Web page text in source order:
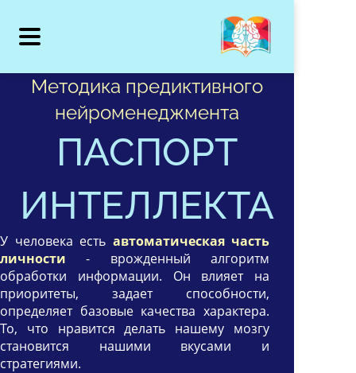
Методика предиктивного
нейроменеджмента
ПАСПОРТ
ИНТЕЛЛЕКТА
У человека естьавтоматическая часть
личности
- врожденный алгоритм
обработки информации. Он влияет на
приоритеты, задает способности,
определяет базовые качества характера.
То, что нравится делать нашему мозгу
становится нашими вкусами и
стратегиями.